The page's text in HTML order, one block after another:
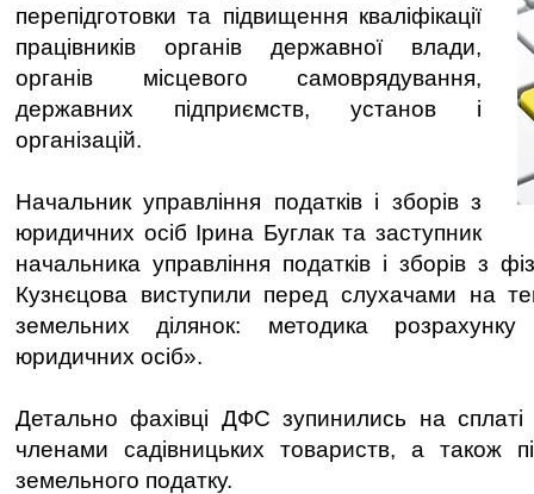
перепідготовки та підвищення кваліфікації
працівників органів державної влади,
органів місцевого самоврядування,
державних підприємств, установ і
організацій.
Начальник управління податків і зборів з
юридичних осіб Ірина Буглак та заступник
начальника управління податків і зборів з
Кузнєцова виступили перед слухачами на
земельних ділянок: методика
юридичних осіб».
Детально фахівці ДФС зупинились на сплаті
членами садівницьких товариств, а також
земельного податку.